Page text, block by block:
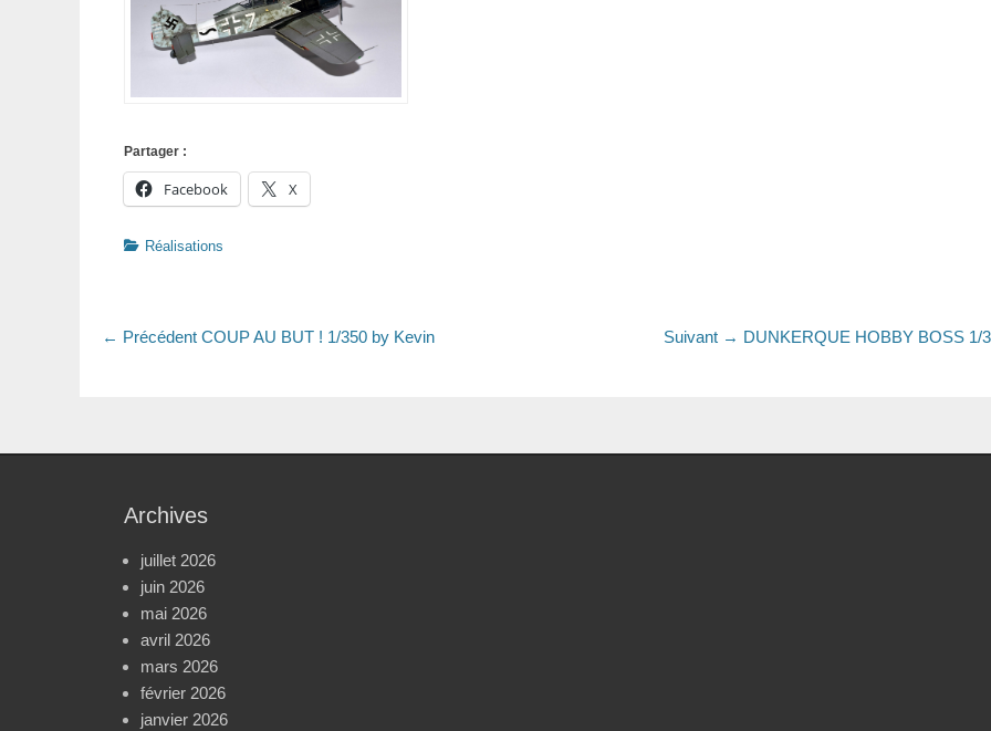
Partager :
Facebook X
Catégories
Réalisations
Navigation
← Précédent Article
COUP AU BUT ! 1/350 by Kevin Suivant → Article
DUNKERQUE HOBBY BOSS 1/
Archives
juillet 2026
juin 2026
mai 2026
avril 2026
mars 2026
février 2026
janvier 2026